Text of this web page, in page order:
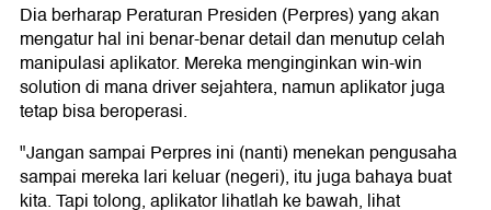
Dia berharap Peraturan Presiden (Perpres) yang akan
mengatur hal ini benar-benar detail dan menutup celah
manipulasi aplikator. Mereka menginginkan win-win
solution di mana driver sejahtera, namun aplikator juga
tetap bisa beroperasi.
"Jangan sampai Perpres ini (nanti) menekan pengusaha
sampai mereka lari keluar (negeri), itu juga bahaya buat
kita. Tapi tolong, aplikator lihatlah ke bawah, lihat